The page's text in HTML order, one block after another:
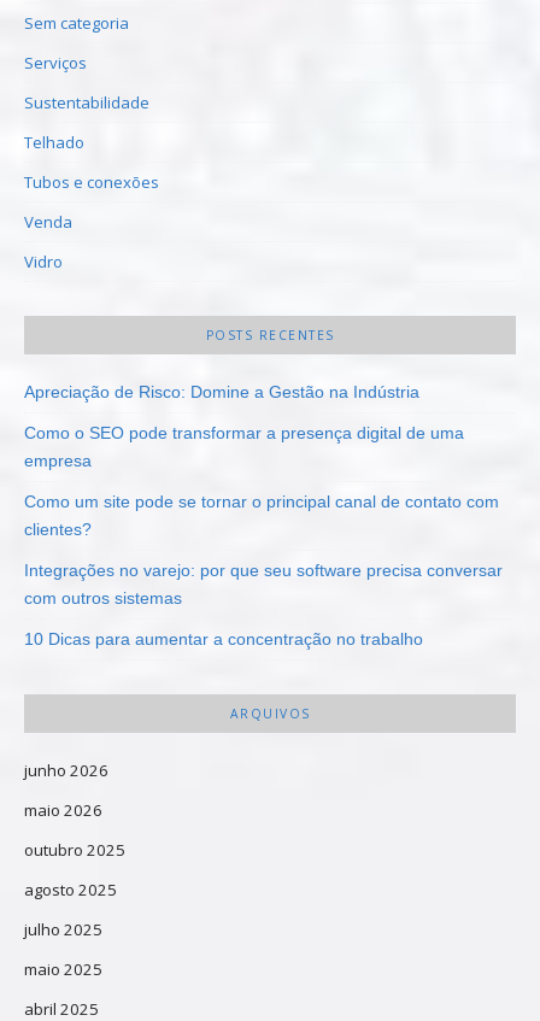
Sem categoria
Serviços
Sustentabilidade
Telhado
Tubos e conexões
Venda
Vidro
POSTS RECENTES
Apreciação de Risco: Domine a Gestão na Indústria
Como o SEO pode transformar a presença digital de uma
empresa
Como um site pode se tornar o principal canal de contato com
clientes?
Integrações no varejo: por que seu software precisa conversar
com outros sistemas
10 Dicas para aumentar a concentração no trabalho
ARQUIVOS
junho 2026
maio 2026
outubro 2025
agosto 2025
julho 2025
maio 2025
abril 2025